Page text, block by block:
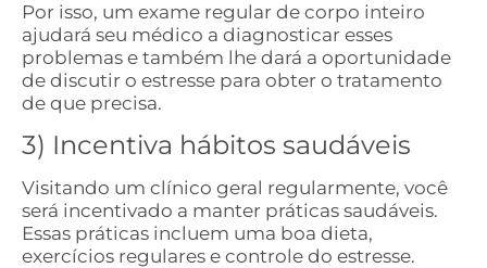
Por isso, um exame regular de corpo inteiro
ajudará seu médico a diagnosticar esses
problemas e também lhe dará a oportunidade
de discutir o estresse para obter o tratamento
de que precisa.
3) Incentiva hábitos saudáveis
Visitando um clínico geral regularmente, você
será incentivado a manter práticas saudáveis.
Essas práticas incluem uma boa dieta,
exercícios regulares e controle do estresse.